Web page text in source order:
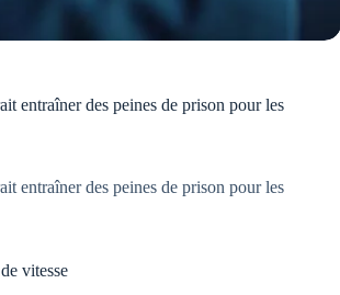
entraîner des peines de prison pour les
entraîner des peines de prison pour les
vitesse